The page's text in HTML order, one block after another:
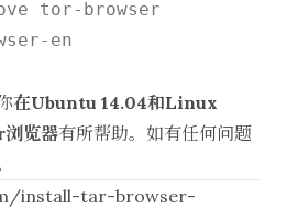
en
在Ubuntu 14.04和Linux
览器有所帮助。如有任何问题
install-tar-browser-